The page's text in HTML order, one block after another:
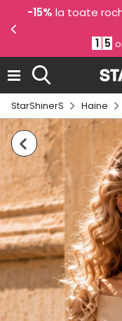
-15% la toate
1 5
StarShinerS Haine